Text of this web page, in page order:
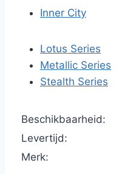
Inner City
Lotus Series
Metallic Series
Stealth Series
Beschikbaarheid:
Levertijd:
Merk: